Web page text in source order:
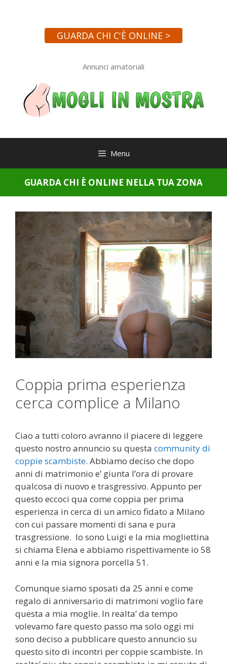
GUARDA CHI C'È ONLINE >
Annunci amatoriali
Menu
GUARDA CHI È ONLINE NELLA TUA ZONA
Coppia prima esperienza
cerca complice a Milano
Ciao a tutti coloro avranno il piacere di leggere
questo nostro annuncio su questa community di
coppie scambiste. Abbiamo deciso che dopo
anni di matrimonio e’ giunta l’ora di provare
qualcosa di nuovo e trasgressivo. Appunto per
questo eccoci qua come coppia per prima
esperienza in cerca di un amico fidato a Milano
con cui passare momenti di sana e pura
trasgressione. Io sono Luigi e la mia mogliettina
si chiama Elena e abbiamo rispettivamente io 58
anni e la mia signora porcella 51.
Comunque siamo sposati da 25 anni e come
regalo di anniversario di matrimoni voglio fare
questa a mia moglie. In realta’ da tempo
volevamo fare questo passo ma solo oggi mi
sono deciso a pubblicare questo annuncio su
questo sito di incontri per coppie scambiste. In